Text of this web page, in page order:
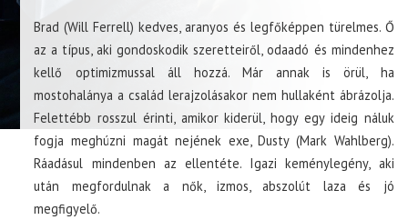
Brad (Will Ferrell) kedves, aranyos és legfőképpen türelmes. Ő
az a típus, aki gondoskodik szeretteiről, odaadó és mindenhez
kellő optimizmussal áll hozzá. Már annak is örül, ha
mostohalánya a család lerajzolásakor nem hullaként ábrázolja.
Felettébb rosszul érinti, amikor kiderül, hogy egy ideig náluk
fogja meghúzni magát nejének exe, Dusty (Mark Wahlberg).
Ráadásul mindenben az ellentéte. Igazi keménylegény, aki
után megfordulnak a nők, izmos, abszolút laza és jó
megfigyelő.